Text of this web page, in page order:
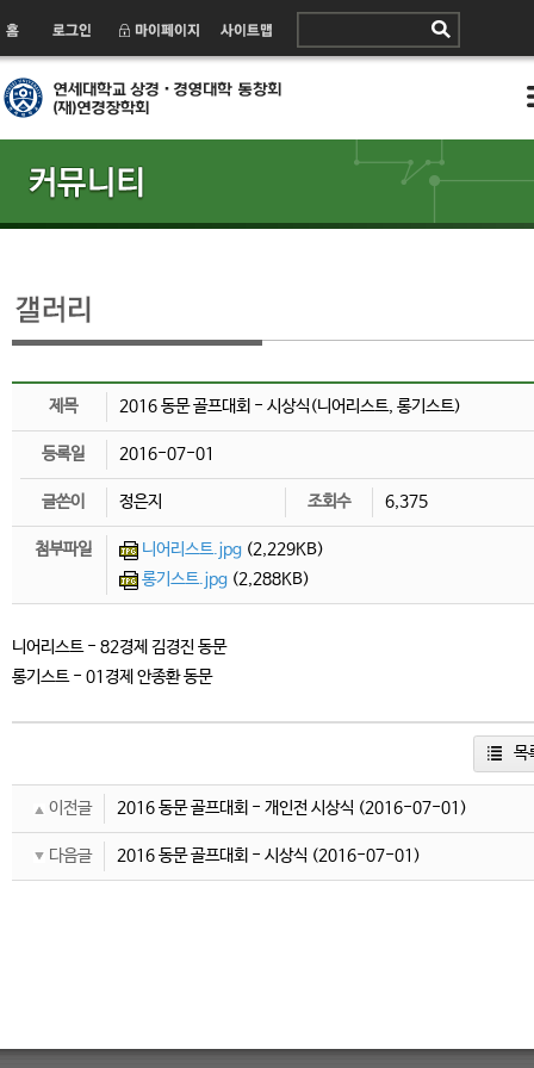
제목 2016 동문 골프대회 - 시상식(니어리스트, 롱기스트)
등록일 2016-07-01
글쓴이 정은지 조회수 6,375
첨부파일 니어리스트.jpg (2,229KB)
롱기스트.jpg (2,288KB)
니어리스트 - 82경제 김경진 동문
롱기스트 - 01경제 안종환 동문
목
이전글 2016 동문 골프대회 - 개인전 시상식 (2016-07-01)
다음글 2016 동문 골프대회 - 시상식 (2016-07-01)